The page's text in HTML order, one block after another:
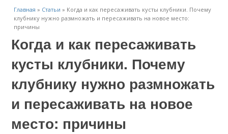
Главная » Статьи » Когда и как пересаживать кусты клубники. Почему
клубнику нужно размножать и пересаживать на новое место:
причины
Когда и как пересаживать
кусты клубники. Почему
клубнику нужно размножать
и пересаживать на новое
место: причины